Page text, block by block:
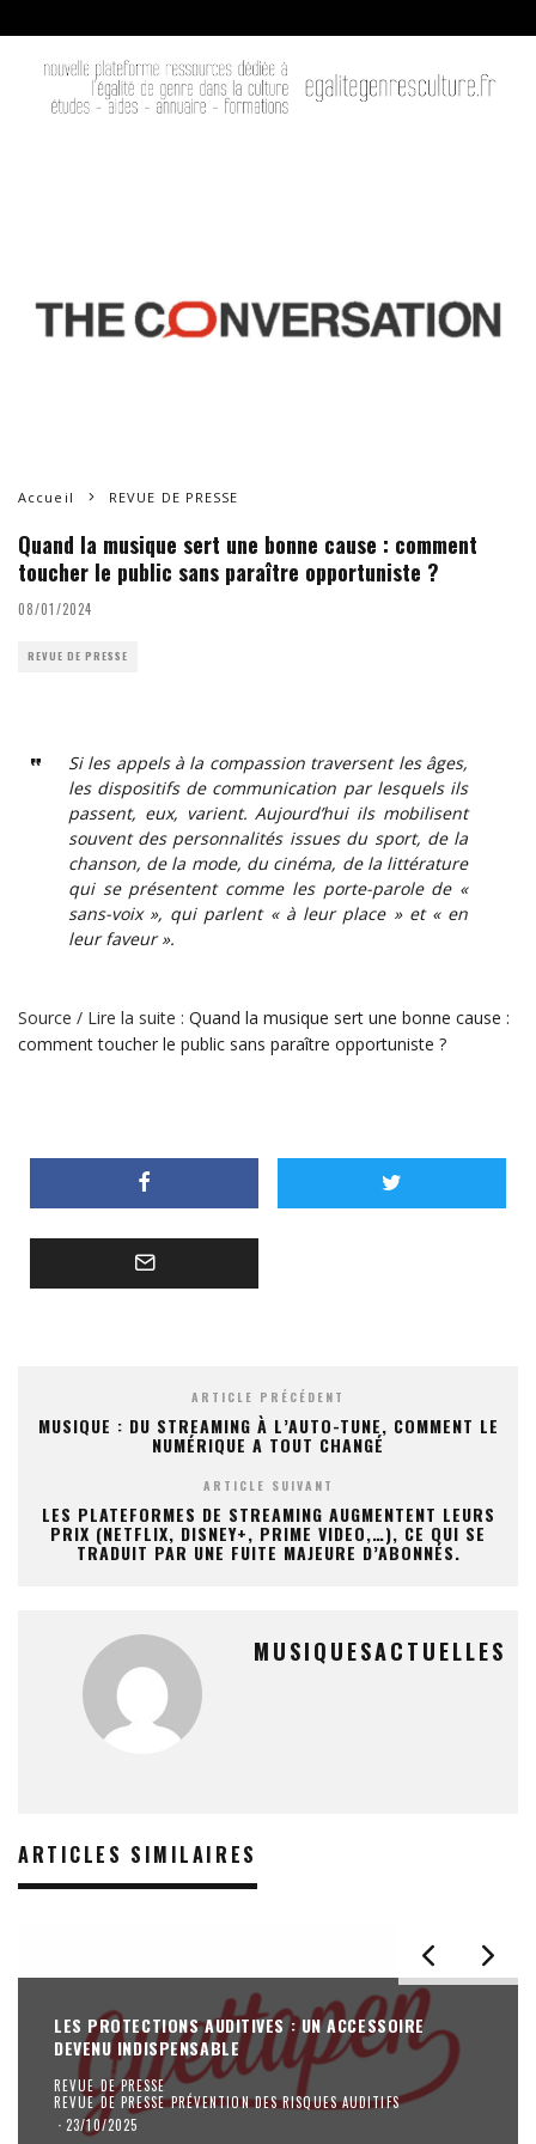
Accueil REVUE DE PRESSE
Quand la musique sert une bonne cause : comment
toucher le public sans paraître opportuniste ?
08/01/2024
REVUE DE PRESSE
Si les appels à la compassion traversent les âges,
les dispositifs de communication par lesquels ils
passent, eux, varient. Aujourd’hui ils mobilisent
souvent des personnalités issues du sport, de la
chanson, de la mode, du cinéma, de la littérature
qui se présentent comme les porte-parole de «
sans-voix », qui parlent « à leur place » et « en
leur faveur ».
Source / Lire la suite : Quand la musique sert une bonne cause :
comment toucher le public sans paraître opportuniste ?
ARTICLE PRÉCÉDENT
MUSIQUE : DU STREAMING À L’AUTO-TUNE, COMMENT LE
NUMÉRIQUE A TOUT CHANGÉ
ARTICLE SUIVANT
LES PLATEFORMES DE STREAMING AUGMENTENT LEURS
PRIX (NETFLIX, DISNEY+, PRIME VIDEO,…), CE QUI SE
TRADUIT PAR UNE FUITE MAJEURE D’ABONNÉS.
MUSIQUESACTUELLES
ARTICLES SIMILAIRES
LES PROTECTIONS AUDITIVES : UN ACCESSOIRE
DEVENU INDISPENSABLE
REVUE DE PRESSE
REVUE DE PRESSE PRÉVENTION DES RISQUES AUDITIFS
· 23/10/2025